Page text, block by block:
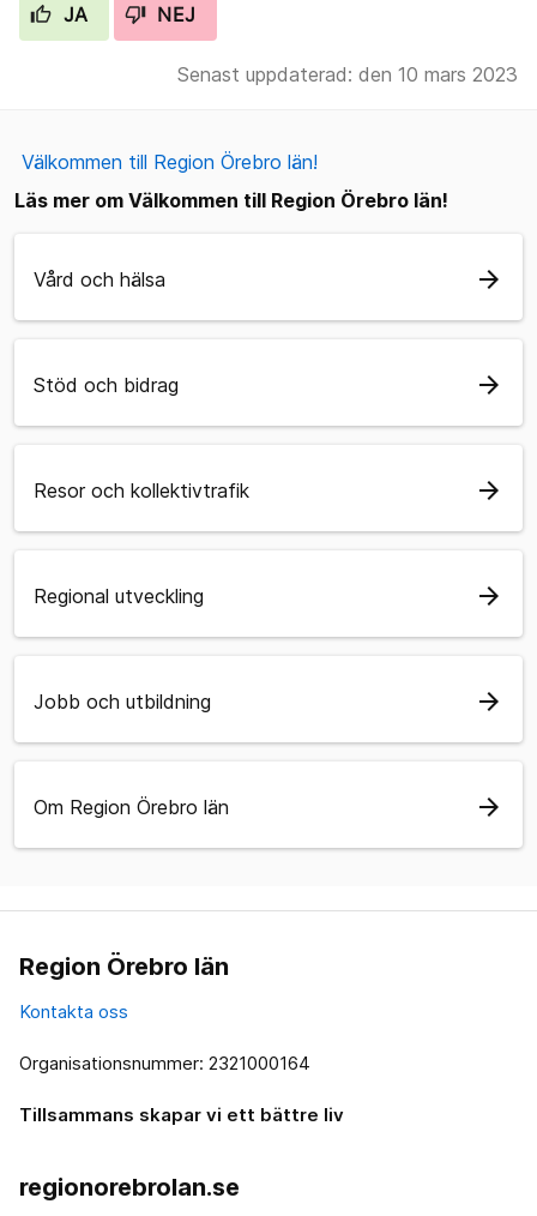
JA NEJ
Senast uppdaterad: den 10 mars 2023
Välkommen till Region Örebro län!
Läs mer om Välkommen till Region Örebro län!
Vård och hälsa arrow_forward
Stöd och bidrag arrow_forward
Resor och kollektivtrafik arrow_forward
Regional utveckling arrow_forward
Jobb och utbildning arrow_forward
Om Region Örebro län arrow_forward
Region Örebro län
Kontakta oss
Organisationsnummer: 2321000164
Tillsammans skapar vi ett bättre liv
regionorebrolan.se